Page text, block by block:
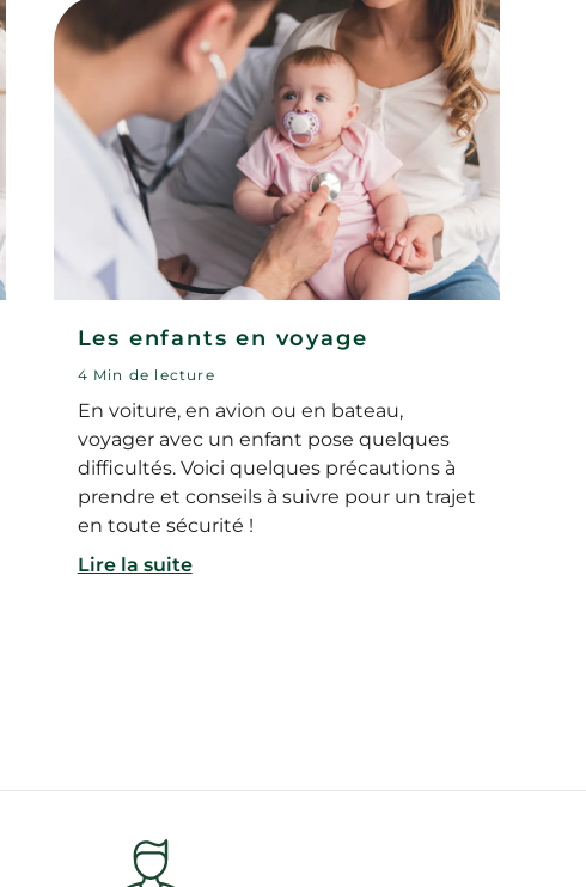
Les enfants en voyage
4 Min de lecture
En voiture, en avion ou en bateau,
voyager avec un enfant pose quelques
difficultés. Voici quelques précautions à
prendre et conseils à suivre pour un trajet
en toute sécurité !
Lire la suite